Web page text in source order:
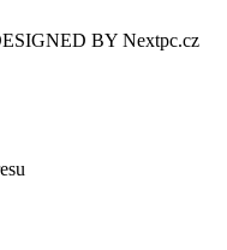
BY Nextpc.cz